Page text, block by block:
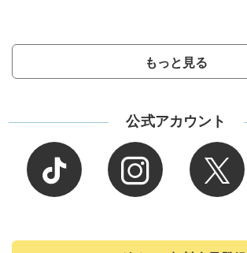
もっと見る
公式アカウント